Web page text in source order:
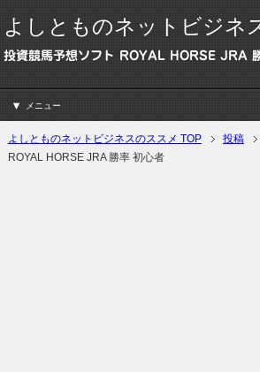
よしとものネットビジネ
投資競馬予想ソフト ROYAL HORSE JRA
メニュー
よしとものネットビジネスのススメ TOP 投稿
ROYAL HORSE JRA 勝率 初心者